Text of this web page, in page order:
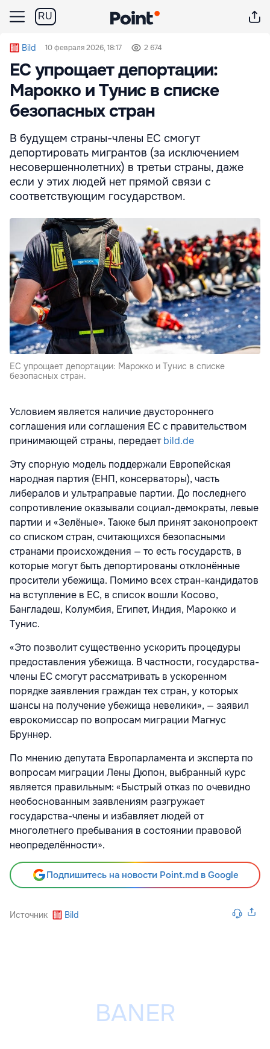
RU
Bild 10 февраля 2026, 18:17 2 674
ЕС упрощает депортации:
Марокко и Тунис в списке
безопасных стран
В будущем страны-члены ЕС смогут
депортировать мигрантов (за исключением
несовершеннолетних) в третьи страны, даже
если у этих людей нет прямой связи с
соответствующим государством.
ЕС упрощает депортации: Марокко и Тунис в списке
безопасных стран.
Условием является наличие двустороннего
соглашения или соглашения ЕС с правительством
принимающей страны, передаетbild.de
Эту спорную модель поддержали Европейская
народная партия (ЕНП, консерваторы), часть
либералов и ультраправые партии. До последнего
сопротивление оказывали социал-демократы, левые
партии и «Зелёные». Также был принят законопроект
со списком стран, считающихся безопасными
странами происхождения — то есть государств, в
которые могут быть депортированы отклонённые
просители убежища. Помимо всех стран-кандидатов
на вступление в ЕС, в список вошли Косово,
Бангладеш, Колумбия, Египет, Индия, Марокко и
Тунис.
«Это позволит существенно ускорить процедуры
предоставления убежища. В частности, государства-
члены ЕС смогут рассматривать в ускоренном
порядке заявления граждан тех стран, у которых
шансы на получение убежища невелики», — заявил
еврокомиссар по вопросам миграции Магнус
Бруннер.
По мнению депутата Европарламента и эксперта по
вопросам миграции Лены Дюпон, выбранный курс
является правильным: «Быстрый отказ по очевидно
необоснованным заявлениям разгружает
государства-члены и избавляет людей от
многолетнего пребывания в состоянии правовой
неопределённости».
Подпишитесь на новости Point.md в Google
Источник Bild